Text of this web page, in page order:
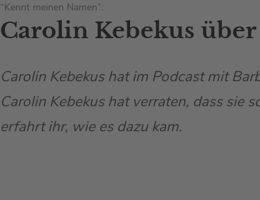
“Kennt meinen Namen”:
Carolin Kebekus
Carolin Kebekus hat im Podcast mit
Carolin Kebekus hat verraten, dass sie
erfahrt ihr, wie es dazu kam.